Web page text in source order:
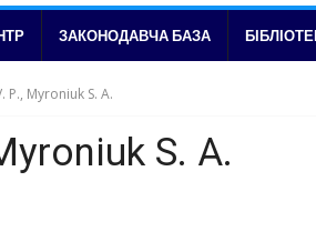
ЗАКОНОДАВЧА БАЗА
P., Myroniuk S. A.
S. A.